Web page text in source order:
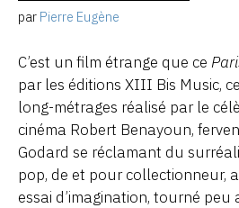
par Pierre Eugène
C’est un film étrange que ce
par les éditions XIII Bis Music,
long-métrages réalisé par le
cinéma Robert Benayoun,
Godard se réclamant du
pop, de et pour collectionneur,
essai d’imagination, tourné peu